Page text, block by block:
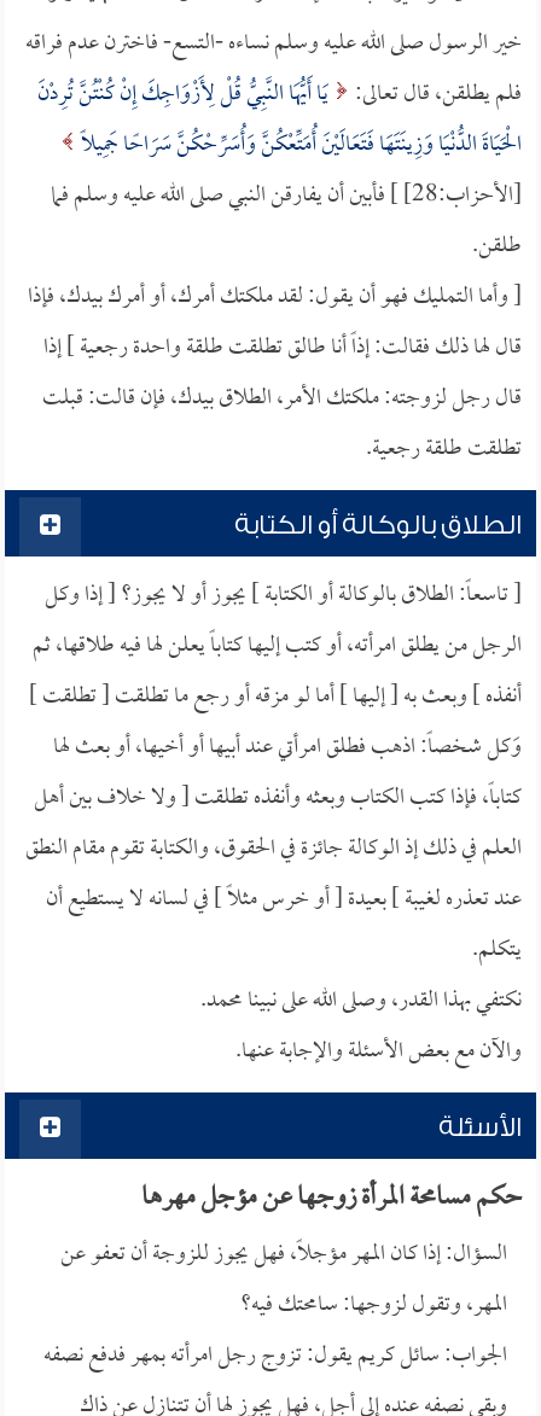
خير الرسول صلى الله عليه وسلم نساءه -التسع- فاخترن عدم فراقه
فلم يطلقن، قال تعالى: يَا أَيُّهَا النَّبِيُّ قُلْ لِأَزْوَاجِكَ إِنْ كُنْتُنَّ تُرِدْنَ
الْحَيَاةَ الدُّنْيَا وَزِينَتَهَا فَتَعَالَيْنَ أُمَتِّعْكُنَّ وَأُسَرِّحْكُنَّ سَرَاحًا جَمِيلًا
[الأحزاب:28] ] فأبين أن يفارقن النبي صلى الله عليه وسلم فما
طلقن.
[ وأما التمليك فهو أن يقول: لقد ملكتك أمرك، أو أمرك بيدك، فإذا
قال لها ذلك فقالت: إذاً أنا طالق تطلقت طلقة واحدة رجعية ] إذا
قال رجل لزوجته: ملكتك الأمر، الطلاق بيدك، فإن قالت: قبلت
تطلقت طلقة رجعية.
الطلاق بالوكالة أو الكتابة
[ تاسعاً: الطلاق بالوكالة أو الكتابة ] يجوز أو لا يجوز؟ [ إذا وكل
الرجل من يطلق امرأته، أو كتب إليها كتاباً يعلن لها فيه طلاقها، ثم
أنفذه ] وبعث به [ إليها ] أما لو مزقه أو رجع ما تطلقت [ تطلقت ]
وَكل شخصاً: اذهب فطلق امرأتي عند أبيها أو أخيها، أو بعث لها
كتاباً، فإذا كتب الكتاب وبعثه وأنفذه تطلقت [ ولا خلاف بين أهل
العلم في ذلك إذ الوكالة جائزة في الحقوق، والكتابة تقوم مقام النطق
عند تعذره لغيبة ] بعيدة [ أو خرس مثلاً ] في لسانه لا يستطيع أن
يتكلم.
نكتفي بهذا القدر، وصلى الله على نبينا محمد.
والآن مع بعض الأسئلة والإجابة عنها.
الأسئلة
حكم مسامحة المرأة زوجها عن مؤجل مهرها
السؤال: إذا كان المهر مؤجلاً، فهل يجوز للزوجة أن تعفو عن
المهر، وتقول لزوجها: سامحتك فيه؟
الجواب: سائل كريم يقول: تزوج رجل امرأته بمهر فدفع نصفه